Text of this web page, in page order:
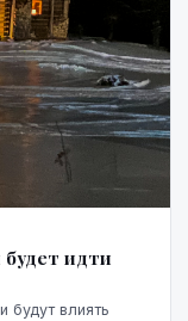
идти
будут влиять